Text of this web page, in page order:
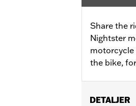
Share the
Nightster
the bike,
DETALJER